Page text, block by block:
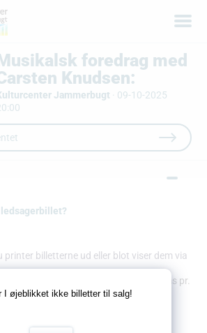
foredrag med
Knudsen:
Jammerbugt · 09-10-2025
ledsagerbillet?
printer billetterne ud eller blot viser dem via
adm. omkostning på 9,89 kr. inkl. moms pr.
I øjeblikket ikke billetter til salg!